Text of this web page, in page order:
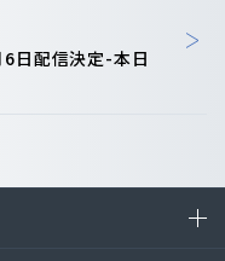
日配信決定-本日